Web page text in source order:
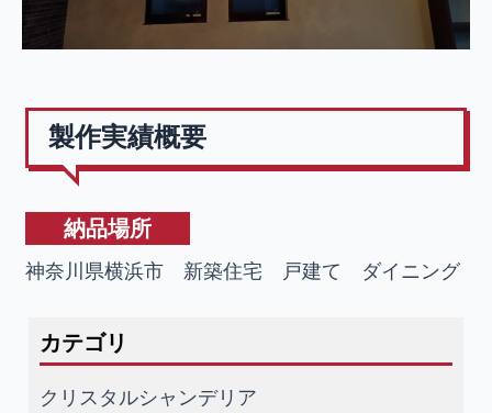
製作実績概要
納品場所
神奈川県横浜市 新築住宅 戸建て ダイニング
カテゴリ
クリスタルシャンデリア